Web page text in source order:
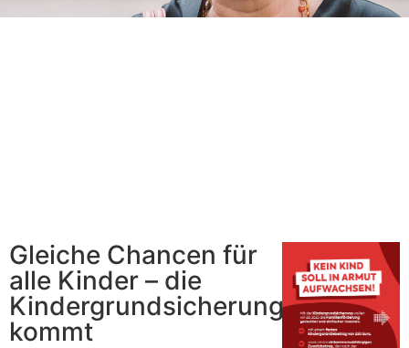
Gleiche Chancen für
alle Kinder – die
Kindergrundsicherung
kommt